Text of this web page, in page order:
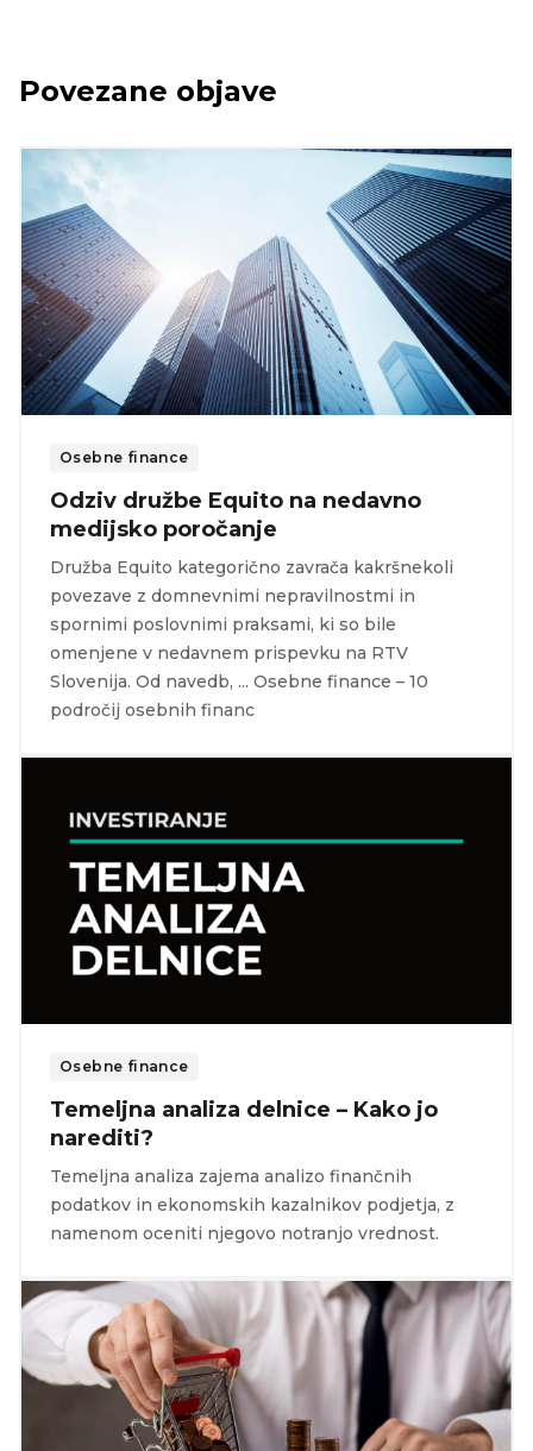
Povezane objave
Osebne finance
Odziv družbe Equito na nedavno
medijsko poročanje
Družba Equito kategorično zavrača kakršnekoli
povezave z domnevnimi nepravilnostmi in
spornimi poslovnimi praksami, ki so bile
omenjene v nedavnem prispevku na RTV
Slovenija. Od navedb, ... Osebne finance – 10
področij osebnih financ
Osebne finance
Temeljna analiza delnice – Kako jo
narediti?
Temeljna analiza zajema analizo finančnih
podatkov in ekonomskih kazalnikov podjetja, z
namenom oceniti njegovo notranjo vrednost.